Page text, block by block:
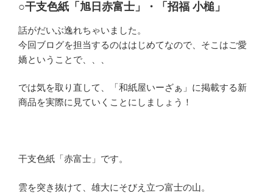
○干支色紙「旭日赤富士」・「招福 小槌」
話がだいぶ逸れちゃいました。
今回ブログを担当するのははじめてなので、そこはご愛
嬌ということで、、、
では気を取り直して、「和紙屋いーざぁ」に掲載する新
商品を実際に見ていくことにしましょう！
干支色紙「赤富士」です。
雲を突き抜けて、雄大にそびえ立つ富士の山。